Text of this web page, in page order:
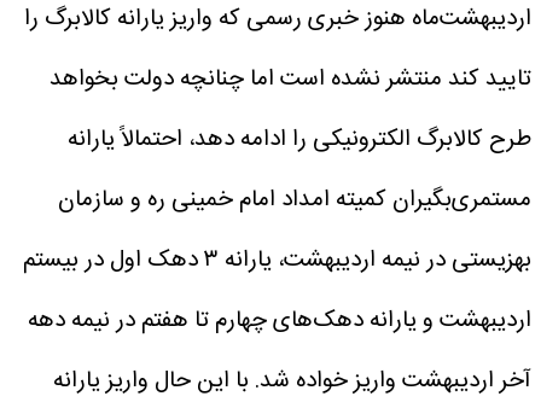
اردیبهشت‌ماه هنوز خبری رسمی که واریز یارانه کالابرگ را
تایید کند منتشر نشده است اما چنانچه دولت بخواهد
طرح کالابرگ الکترونیکی را ادامه دهد، احتمالاً یارانه
مستمری‌بگیران کمیته امداد امام خمینی ره و سازمان
بهزیستی در نیمه اردیبهشت، یارانه ۳ دهک اول در بیستم
اردیبهشت و یارانه دهک‌های چهارم تا هفتم در نیمه دهه
آخر اردیبهشت واریز خواده شد. با این حال واریز یارانه